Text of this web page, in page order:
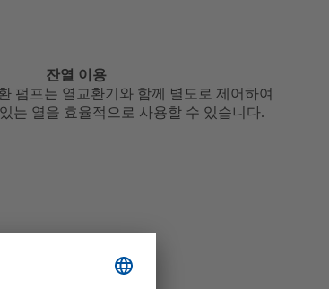
잔열 이용
펌프는 열교환기와 함께 별도로 제어하여
는 열을 효율적으로 사용할 수 있습니다.